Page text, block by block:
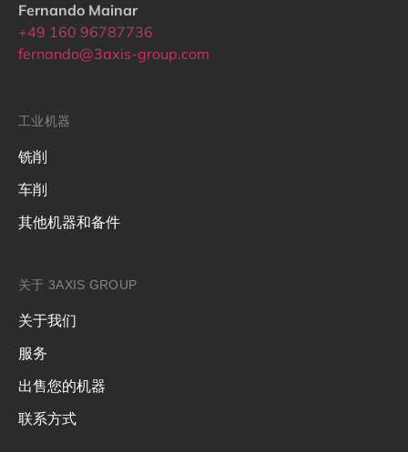
Fernando Mainar
+49 160 96787736
fernando@3axis-group.com
工业机器
铣削
车削
其他机器和备件
关于 3AXIS GROUP
关于我们
服务
出售您的机器
联系方式